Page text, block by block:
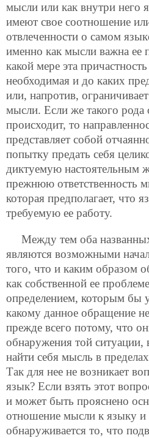
мысли или как внутри него
имеют свое соотношение
отвлеченности о самом
именно как мысли важна ее
какой мере эта
необходимая и до каких
или, напротив,
мысли. Если же такого рода
происходит, то
представляет собой
попытку предать себя
диктуемую настоятельным
прежнюю ответственность
которая предполагает, что
требуемую ее работу.
Между тем оба
являются возможными
того, что и каким образом
как собственной ее
определением, которым бы
какому данное обращение
прежде всего потому, что
обнаружения той ситуации,
найти себя мысль в
Так для нее не возникает
язык? Если взять этот
и может быть прояснено
отношение мысли к языку и
обнаруживается то, что